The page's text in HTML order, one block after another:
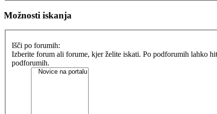
Možnosti iskanja
Išči po forumih:
Izberite forum ali forume, kjer želite iskati. Po podforumih lahko
podforumih.